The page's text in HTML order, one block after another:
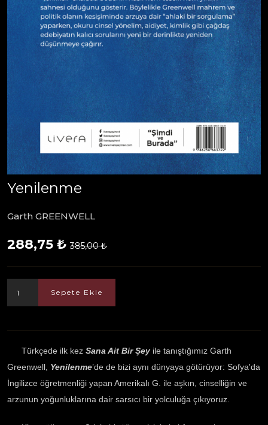
Yenilenme
Garth GREENWELL
288,75 ₺ 385,00 ₺
Sepete Ekle
Türkçede ilk kez Sana Ait Bir Şey ile tanıştığımız Garth
Greenwell, Yenilenme’de de bizi aynı dünyaya götürüyor: Sofya'da
İngilizce öğretmenliği yapan Amerikalı G. ile aşkın, cinselliğin ve
arzunun yoğunluklarına dair sarsıcı bir yolculuğa çıkıyoruz.